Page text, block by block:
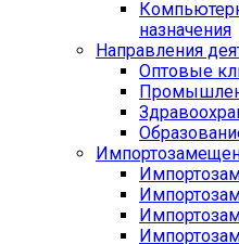
назначения
Направления
Оптовые